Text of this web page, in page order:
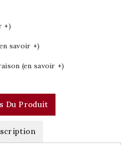
+)
savoir +)
(en savoir +)
Du Produit